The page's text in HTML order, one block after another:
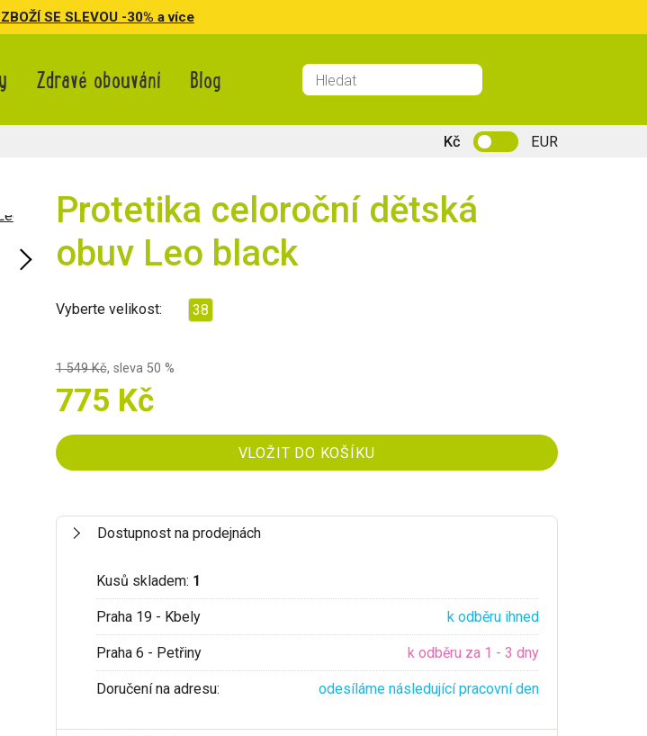
SE SLEVOU -30% a více
Zdravé obouvání Blog
Kč EUR
Protetika celoroční dětská
obuv Leo black
Vyberte velikost: 38
1 549 Kč, sleva 50 %
775 Kč
Dostupnost na prodejnách
Kusů skladem: 1
Praha 19 - Kbely k odběru ihned
Praha 6 - Petřiny k odběru za 1 - 3 dny
Doručení na adresu: odesíláme následující pracovní den